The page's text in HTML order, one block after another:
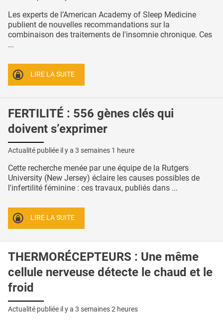
Les experts de l’American Academy of Sleep Medicine
publient de nouvelles recommandations sur la
combinaison des traitements de l'insomnie chronique. Ces
...
LIRE LA SUITE
FERTILITÉ : 556 gènes clés qui
doivent s’exprimer
Actualité publiée il y a 3 semaines 1 heure
Cette recherche menée par une équipe de la Rutgers
University (New Jersey) éclaire les causes possibles de
l'infertilité féminine : ces travaux, publiés dans ...
LIRE LA SUITE
THERMORÉCEPTEURS : Une même
cellule nerveuse détecte le chaud et le
froid
Actualité publiée il y a 3 semaines 2 heures